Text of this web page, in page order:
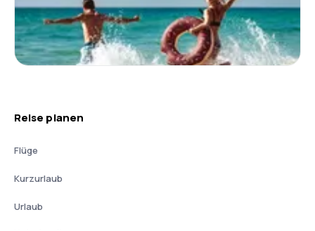
Reise planen
Flüge
Kurzurlaub
Urlaub